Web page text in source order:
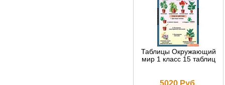
Таблицы Окружающий
мир 1 класс 15 таблиц
5020 Руб.